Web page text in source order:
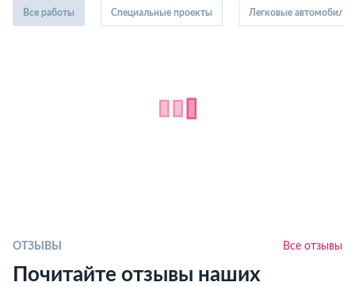
Все работы Специальные проекты Легковые автомобили
ОТЗЫВЫ Все отзывы
Почитайте отзывы наших